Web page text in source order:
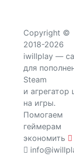
Copyright ©
2018-2026
iwillplay —
для
Steam
и агрегатор
на игры.
Помогаем
геймерам
экономить